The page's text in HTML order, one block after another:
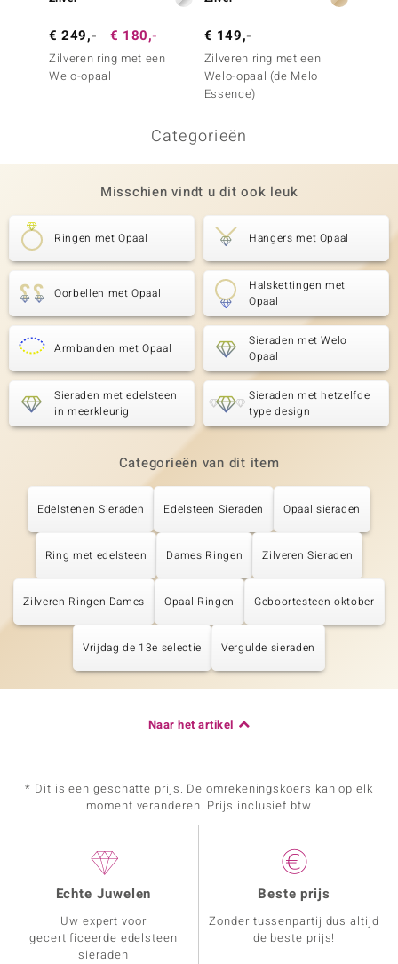
€ 249,- € 180,-
Zilveren ring met een
Welo-opaal
€ 149,-
Zilveren ring met een
Welo-opaal (de Melo
Essence)
Categorieën
Misschien vindt u dit ook leuk
Ringen met Opaal Hangers met Opaal
Oorbellen met Opaal
Halskettingen met
Opaal
Armbanden met Opaal
Sieraden met Welo
Opaal
Sieraden met edelsteen
in meerkleurig
Sieraden met hetzelfde
type design
Categorieën van dit item
Edelstenen Sieraden Edelsteen Sieraden Opaal sieraden
Ring met edelsteen Dames Ringen Zilveren Sieraden
Zilveren Ringen Dames Opaal Ringen Geboortesteen oktober
Vrijdag de 13e selectie Vergulde sieraden
Naar het artikel
* Dit is een geschatte prijs. De omrekeningskoers kan op elk
moment veranderen. Prijs inclusief btw
Echte Juwelen
Uw expert voor
gecertificeerde edelsteen
sieraden
Beste prijs
Zonder tussenpartij dus altijd
de beste prijs!